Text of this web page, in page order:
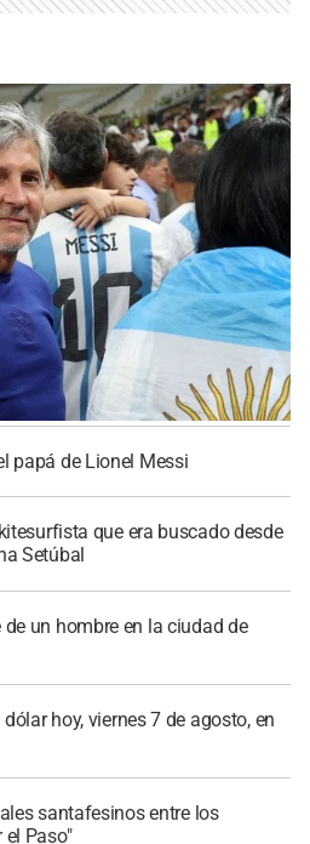
papá de Lionel Messi
que era buscado desde
Setúbal
un hombre en la ciudad de
hoy, viernes 7 de agosto, en
santafesinos entre los
el Paso"